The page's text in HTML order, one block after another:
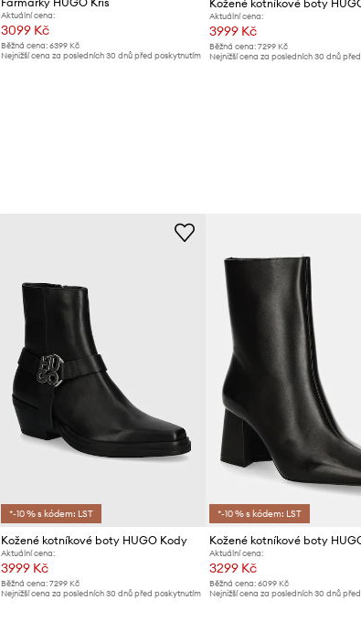
Aktuální cena:
3099 Kč
Běžná cena: 6399 Kč
Nejnižší cena za posledních 30 dnů před poskytnutím
Kožené kotníkové boty
Aktuální cena:
3999 Kč
Běžná cena: 7299 Kč
Nejnižší cena za posledních 30 dnů
*-10 % s kódem: LST
Kožené kotníkové boty HUGO Kody
Aktuální cena:
3999 Kč
Běžná cena: 7299 Kč
Nejnižší cena za posledních 30 dnů před poskytnutím
*-10 % s kódem: LST
Kožené kotníkové boty
Aktuální cena:
3299 Kč
Běžná cena: 6099 Kč
Nejnižší cena za posledních 30 dnů